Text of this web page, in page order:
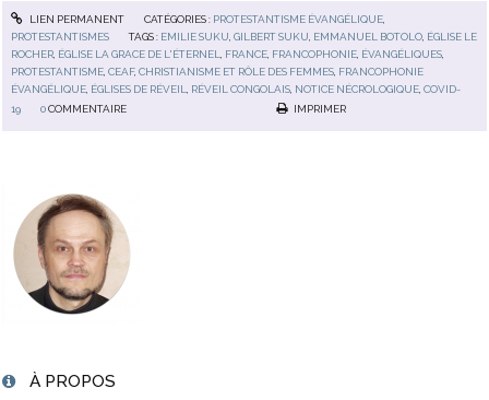
À PROPOS
LIEN PERMANENT CATÉGORIES : PROTESTANTISME ÉVANGÉLIQUE,
PROTESTANTISMES
TAGS : EMILIE SUKU ,GILBERT SUKU EMMANUEL BOTOLO ÉGLISE LE
ROCHER ÉGLISE LA GRACE DE L'ÉTERNEL FRANCE FRANCOPHONIE ÉVANGÉLIQUES
PROTESTANTISME ,CEAF,CHRISTIANISME ET RÔLE DES FEMMES FRANCOPHONIE
ÉVANGÉLIQUE ÉGLISES DE RÉVEIL RÉVEIL CONGOLAIS NOTICE NÉCROLOGIQUE ,COVID-
19
0 COMMENTAIRE IMPRIMER